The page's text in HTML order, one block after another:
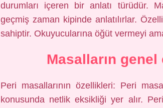
durumları içeren bir anlatı türüdür.
geçmiş zaman kipinde anlatılırlar.
sahiptir. Okuyucularına öğüt vermeyi
Masalların
Peri masallarının özellikleri: Peri
konusunda netlik eksikliği yer alır.